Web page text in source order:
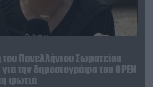
Πανελλήνιου Σωματείου
την δημοσιογράφο του OPEN
φωτιά